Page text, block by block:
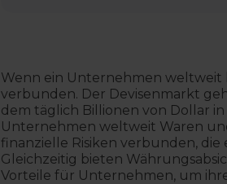
Wenn ein Unternehmen weltweit
verbunden. Der Devisenmarkt
dem täglich Billionen von Dollar
Unternehmen weltweit Waren
finanzielle Risiken verbunden,
Gleichzeitig bieten
Vorteile für Unternehmen, um